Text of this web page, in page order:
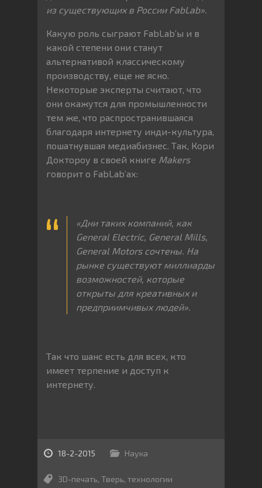
из существующих в России FabLab».
Какую роль сыграют FabLab’ы и в
какой степени они станут
альтернативой классическому
производству, еще не ясно.
Некоторые эксперты считают, что
они окажутся для промышленности
тем же, что распространившаяся
благодаря интернету инди-культура,
пошатнувшая медиабизнес. Так, Кори
Доктороу в своей книге Makers
говорит о FabLab’ах:
«Дни таких компаний, как
General Electric, General Mills,
General Motors сочтены На
рынке существуют миллиарды
возможностей, которые
открыты для креативных и
предприимчивых людей».
Так что шанс есть для всех, кто
имеет терпение и доступ к
интернету.
18-2-2015 Наука
3D-печать, Тверь, технологии